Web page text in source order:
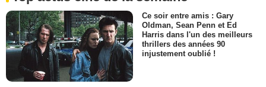
Ce soir entre amis : Gary
Oldman, Sean Penn et Ed
Harris dans l'un des meilleurs
thrillers des années 90
injustement oublié !